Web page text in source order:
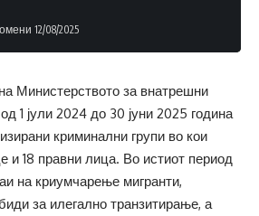
12/08/2025
Министерството за внатрешни
1 јули 2024 до 30 јуни 2025 година
криминални групи во кои
и 18 правни лица. Во истиот период
на криумчарење мигранти,
за илегално транзитирање, а